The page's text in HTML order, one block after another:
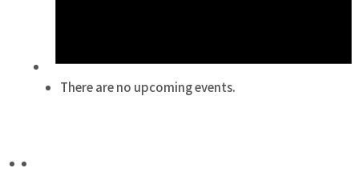
There are no upcoming events.